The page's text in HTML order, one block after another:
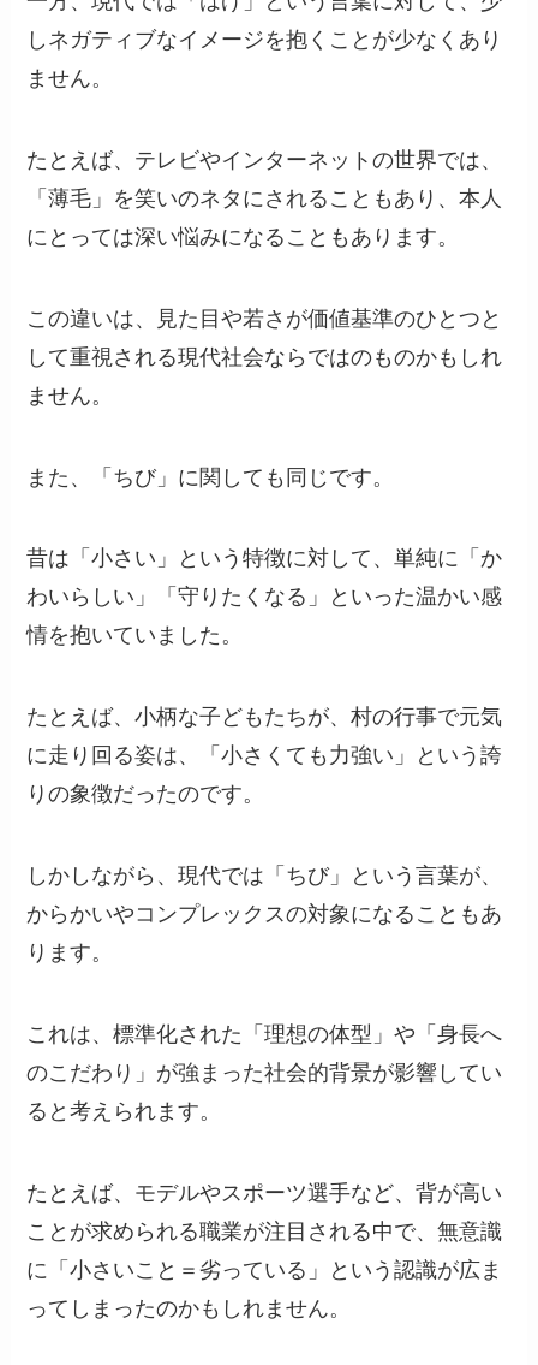
しネガティブなイメージを抱くことが少なくあり
ません。
たとえば、テレビやインターネットの世界では、
「薄毛」を笑いのネタにされることもあり、本人
にとっては深い悩みになることもあります。
この違いは、見た目や若さが価値基準のひとつと
して重視される現代社会ならではのものかもしれ
ません。
また、「ちび」に関しても同じです。
昔は「小さい」という特徴に対して、単純に「か
わいらしい」「守りたくなる」といった温かい感
情を抱いていました。
たとえば、小柄な子どもたちが、村の行事で元気
に走り回る姿は、「小さくても力強い」という誇
りの象徴だったのです。
しかしながら、現代では「ちび」という言葉が、
からかいやコンプレックスの対象になることもあ
ります。
これは、標準化された「理想の体型」や「身長へ
のこだわり」が強まった社会的背景が影響してい
ると考えられます。
たとえば、モデルやスポーツ選手など、背が高い
ことが求められる職業が注目される中で、無意識
に「小さいこと＝劣っている」という認識が広ま
ってしまったのかもしれません。